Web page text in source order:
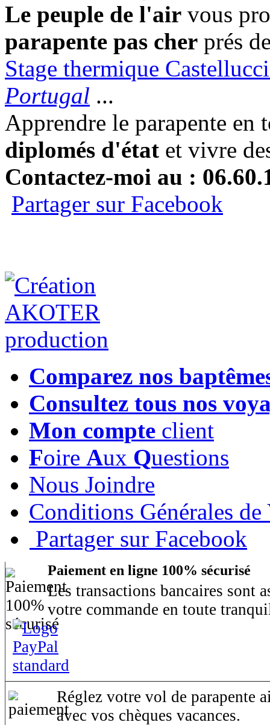
Le peuple de l'air vous
parapente pas cher prés
Stage thermique
Portugal ...
Apprendre le parapente en
diplomés d'état et vivre
Contactez-moi au :
Partager sur Facebook
Comparez nos
Consultez tous nos
Mon compte client
Foire Aux Questions
Nous Joindre
Conditions Générales de
Partager sur Facebook
Paiement en ligne 100% sécurisé
Les transactions bancaires sont
votre commande en toute
Réglez votre vol de parapente
avec vos chèques vacances.